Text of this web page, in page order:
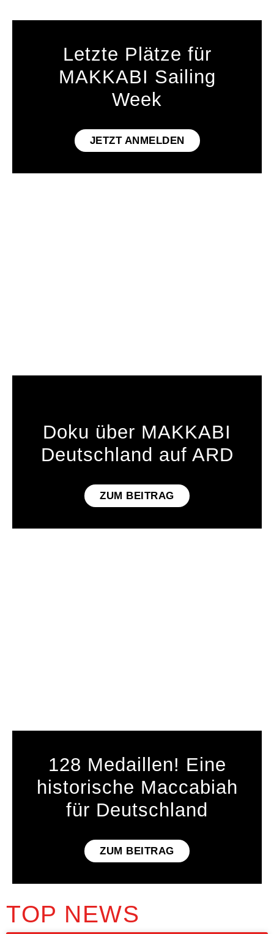
Letzte Plätze für
MAKKABI Sailing
Week
JETZT ANMELDEN
Doku über MAKKABI
Deutschland auf ARD
ZUM BEITRAG
128 Medaillen! Eine
historische Maccabiah
für Deutschland
ZUM BEITRAG
TOP NEWS